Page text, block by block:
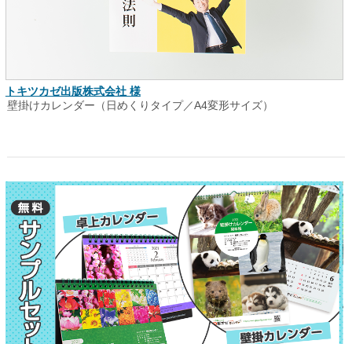
トキツカゼ出版株式会社 様
壁掛けカレンダー（日めくりタイプ／A4変形サイズ）